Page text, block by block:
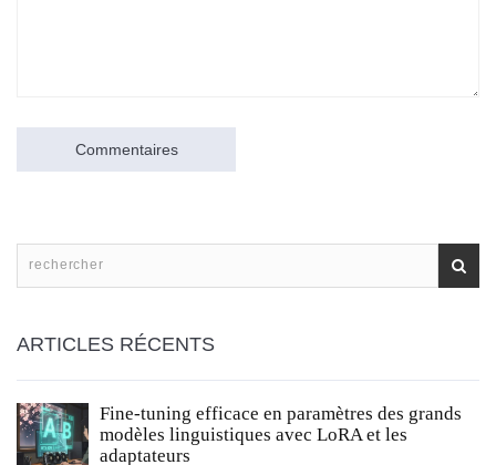
Commentaires
ARTICLES RÉCENTS
Fine-tuning efficace en paramètres des grands
modèles linguistiques avec LoRA et les
adaptateurs